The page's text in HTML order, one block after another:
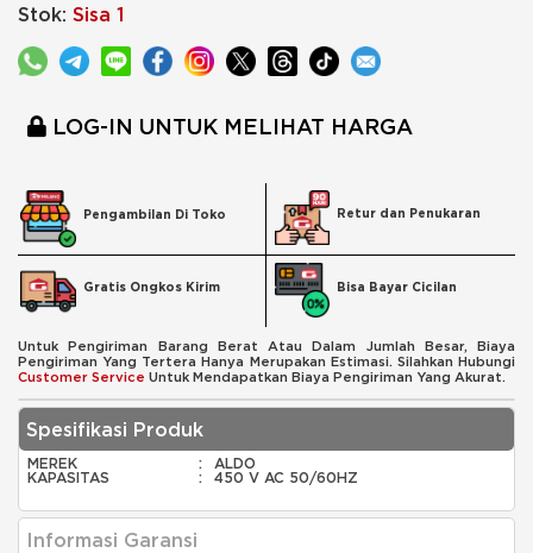
Stok: Sisa 1
LOG-IN UNTUK MELIHAT HARGA
Pengambilan Di Toko Retur dan Penukaran
Gratis Ongkos Kirim Bisa Bayar Cicilan
Untuk Pengiriman Barang Berat Atau Dalam Jumlah Besar, Biaya
Pengiriman Yang Tertera Hanya Merupakan Estimasi. Silahkan Hubungi
Customer Service Untuk Mendapatkan Biaya Pengiriman Yang Akurat.
Spesifikasi Produk
MEREK :
ALDO
KAPASITAS
: 450 V AC 50/60HZ
Informasi Garansi